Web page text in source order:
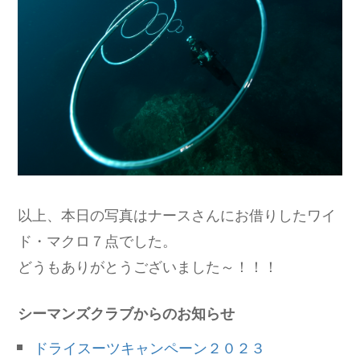
以上、本日の写真はナースさんにお借りしたワイ
ド・マクロ７点でした。
どうもありがとうございました～！！！
シーマンズクラブからのお知らせ
ドライスーツキャンペーン２０２３